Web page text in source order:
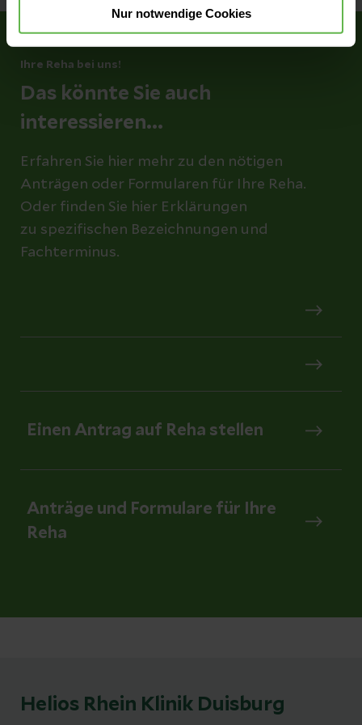
Nur notwendige Cookies
Ihre Reha bei uns!
Das könnte Sie auch
interessieren...
Erfahren Sie hier mehr zu den nötigen
Anträgen oder Formularen für Ihre Reha.
Oder finden Sie hier Erklärungen
zu spezifischen Bezeichnungen und
Fachterminus.
Einen Antrag auf Reha stellen
Anträge und Formulare für Ihre
Reha
Helios Rhein Klinik Duisburg